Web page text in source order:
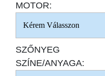
MOTOR:
SZŐNYEG
SZÍNE/ANYAGA: